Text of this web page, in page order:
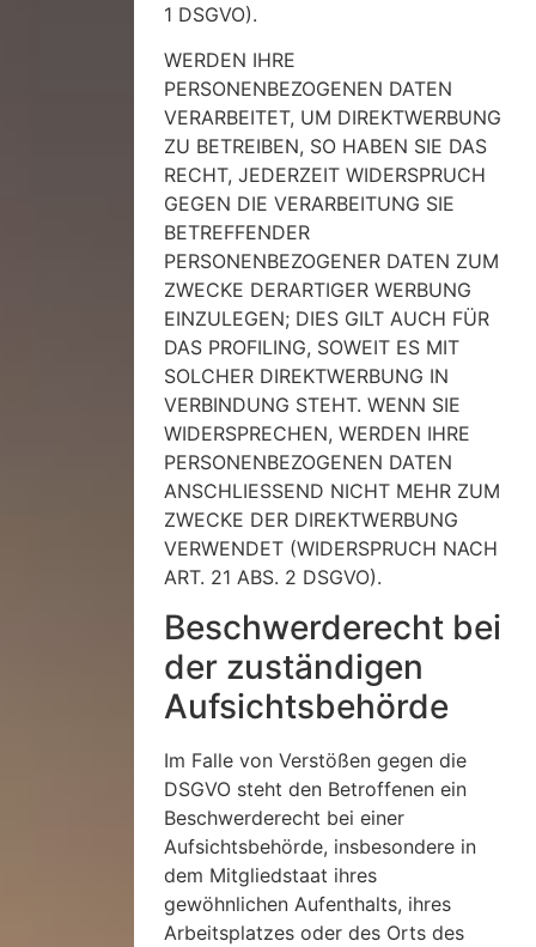
1 DSGVO).
WERDEN IHRE
PERSONENBEZOGENEN DATEN
VERARBEITET, UM DIREKTWERBUNG
ZU BETREIBEN, SO HABEN SIE DAS
RECHT, JEDERZEIT WIDERSPRUCH
GEGEN DIE VERARBEITUNG SIE
BETREFFENDER
PERSONENBEZOGENER DATEN ZUM
ZWECKE DERARTIGER WERBUNG
EINZULEGEN; DIES GILT AUCH FÜR
DAS PROFILING, SOWEIT ES MIT
SOLCHER DIREKTWERBUNG IN
VERBINDUNG STEHT. WENN SIE
WIDERSPRECHEN, WERDEN IHRE
PERSONENBEZOGENEN DATEN
ANSCHLIESSEND NICHT MEHR ZUM
ZWECKE DER DIREKTWERBUNG
VERWENDET (WIDERSPRUCH NACH
ART. 21 ABS. 2 DSGVO).
Beschwerde­recht bei
der zuständigen
Aufsichts­behörde
Im Falle von Verstößen gegen die
DSGVO steht den Betroffenen ein
Beschwerderecht bei einer
Aufsichtsbehörde, insbesondere in
dem Mitgliedstaat ihres
gewöhnlichen Aufenthalts, ihres
Arbeitsplatzes oder des Orts des